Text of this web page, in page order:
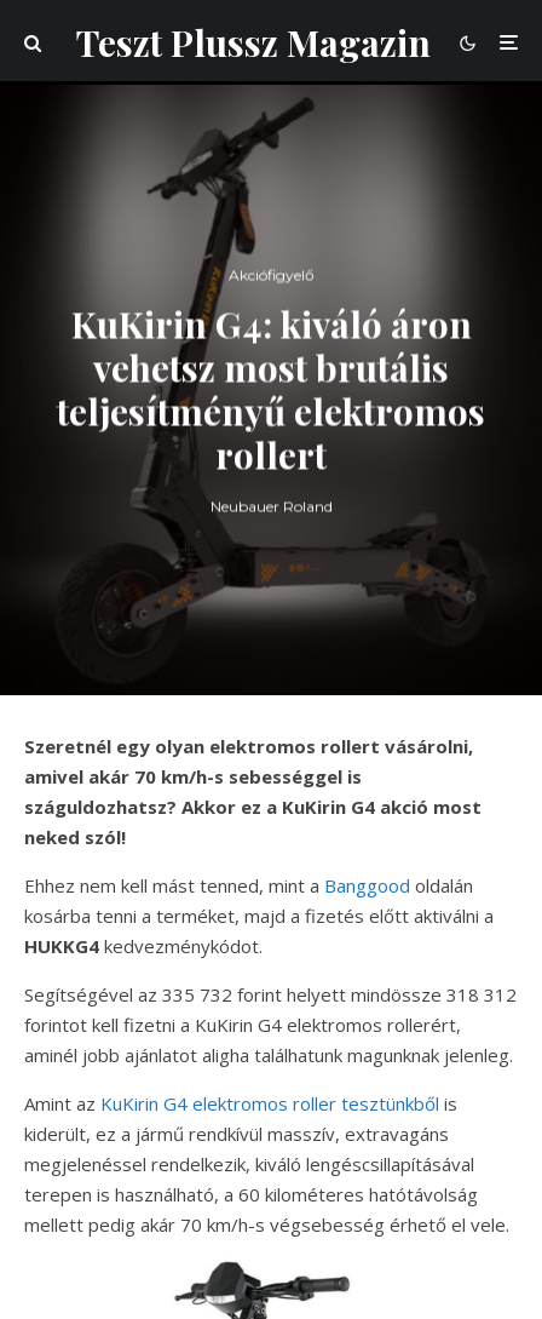
Teszt Plussz Magazin
Akciófigyelő
KuKirin G4: kiváló áron
vehetsz most brutális
teljesítményű elektromos
rollert
Neubauer Roland
Szeretnél egy olyan elektromos rollert vásárolni,
amivel akár 70 km/h-s sebességgel is
száguldozhatsz? Akkor ez a KuKirin G4 akció most
neked szól!
Ehhez nem kell mást tenned, mint a Banggood oldalán
kosárba tenni a terméket, majd a fizetés előtt aktiválni a
HUKKG4 kedvezménykódot.
Segítségével az 335 732 forint helyett mindössze 318 312
forintot kell fizetni a KuKirin G4 elektromos rollerért,
aminél jobb ajánlatot aligha találhatunk magunknak jelenleg.
Amint az KuKirin G4 elektromos roller tesztünkből is
kiderült, ez a jármű rendkívül masszív, extravagáns
megjelenéssel rendelkezik, kiváló lengéscsillapításával
terepen is használható, a 60 kilométeres hatótávolság
mellett pedig akár 70 km/h-s végsebesség érhető el vele.